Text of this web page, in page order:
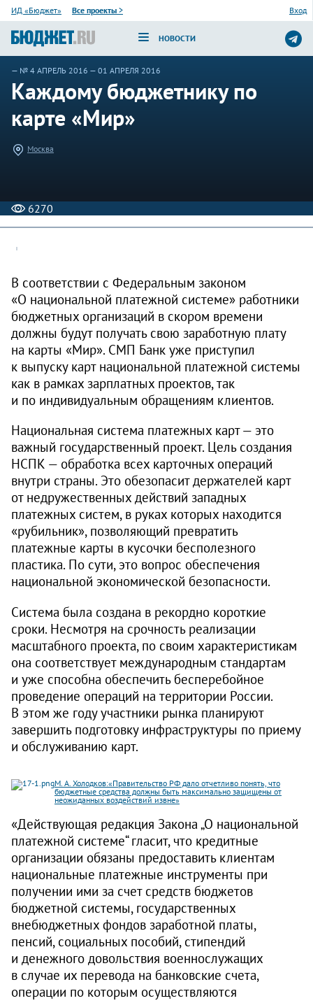
ИД «Бюджет» Все проекты > Вход
НОВОСТИ
— № 4 АПРЕЛЬ 2016 — 01 АПРЕЛЯ 2016
Каждому бюджетнику по
карте «Мир»
Москва
6270
В соответствии с Федеральным законом
«О национальной платежной системе» работники
бюджетных организаций в скором времени
должны будут получать свою заработную плату
на карты «Мир». СМП Банк уже приступил
к выпуску карт национальной платежной системы
как в рамках зарплатных проектов, так
и по индивидуальным обращениям клиентов.
Национальная система платежных карт — это
важный государственный проект. Цель создания
НСПК — обработка всех карточных операций
внутри страны. Это обезопасит держателей карт
от недружественных действий западных
платежных систем, в руках которых находится
«рубильник», позволяющий превратить
платежные карты в кусочки бесполезного
пластика. По сути, это вопрос обеспечения
национальной экономической безопасности.
Система была создана в рекордно короткие
сроки. Несмотря на срочность реализации
масштабного проекта, по своим характеристикам
она соответствует международным стандартам
и уже способна обеспечить бесперебойное
проведение операций на территории России.
В этом же году участники рынка планируют
завершить подготовку инфраструктуры по приему
и обслуживанию карт.
М. А. Холодков:«Правительство РФ дало отчетливо понять, что
бюджетные средства должны быть максимально защищены от
неожиданных воздействий извне»
«Действующая редакция Закона „О национальной
платежной системе“ гласит, что кредитные
организации обязаны предоставить клиентам
национальные платежные инструменты при
получении ими за счет средств бюджетов
бюджетной системы, государственных
внебюджетных фондов заработной платы,
пенсий, социальных пособий, стипендий
и денежного довольствия военнослужащих
в случае их перевода на банковские счета,
операции по которым осуществляются